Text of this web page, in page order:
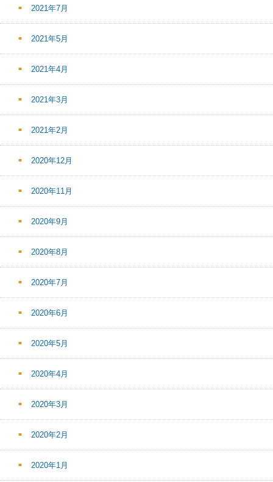
2021年7月
2021年5月
2021年4月
2021年3月
2021年2月
2020年12月
2020年11月
2020年9月
2020年8月
2020年7月
2020年6月
2020年5月
2020年4月
2020年3月
2020年2月
2020年1月